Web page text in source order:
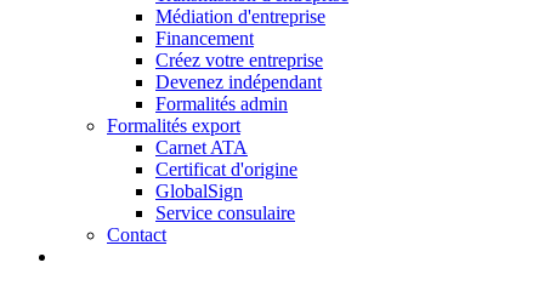
Médiation d'entreprise
Financement
Créez votre entreprise
Devenez indépendant
Formalités admin
Formalités export
Carnet ATA
Certificat d'origine
GlobalSign
Service consulaire
Contact